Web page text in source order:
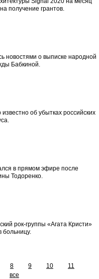
получение грантов.
новостями о выписке народной
Бабкиной.
об убытках российских
в прямом эфире после
Тодоренко.
рок-группы «Агата Кристи»
больницу.
8 9 10
11
все